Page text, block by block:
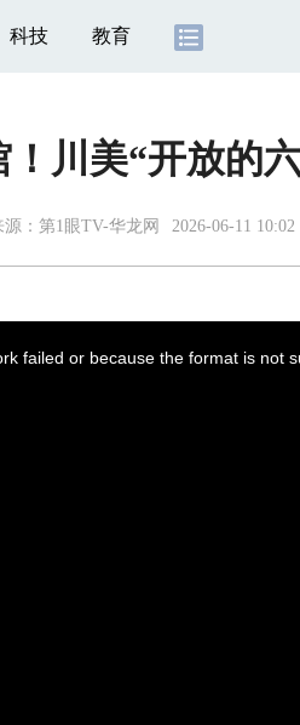
科技 教育
川美“开放的
源： 第1眼TV-华龙网 2026-06-11 10:02
failed or because the format is not